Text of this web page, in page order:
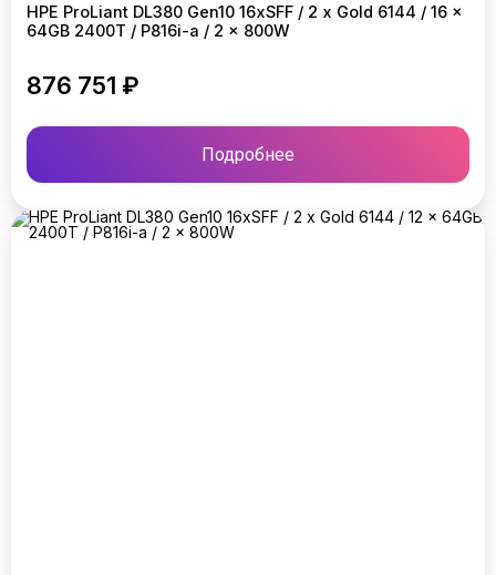
HPE ProLiant DL380 Gen10 16xSFF / 2 x Gold 6144 / 16 x
64GB 2400T / P816i-a / 2 x 800W
876 751 ₽
Подробнее